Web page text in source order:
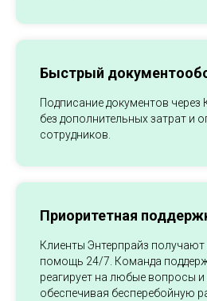
Быстрый
Подписание документов через
без дополнительных затрат и
сотрудников.
Приоритетная
Клиенты Энтерпрайз
помощь 24/7. Команда
реагирует на любые вопросы и
обеспечивая бесперебойную